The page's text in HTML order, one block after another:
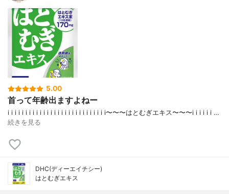
5.00
首って年齢出ますよねー
i i i i i i i i i i i i i i i i i i i i i i i i i i i i〜〜〜はとむぎエキス〜〜〜i i i i i i …
続きを見る
DHC(ディーエイチシー)
はとむぎエキス